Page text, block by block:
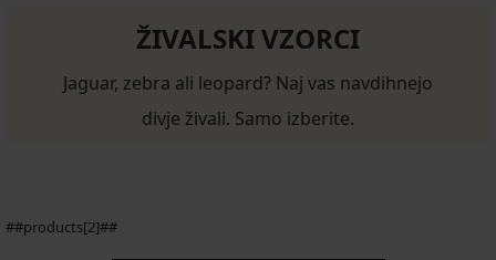
ŽIVALSKI VZORCI
Jaguar, zebra ali leopard? Naj vas navdihnejo
divje živali. Samo izberite.
##products[2]##